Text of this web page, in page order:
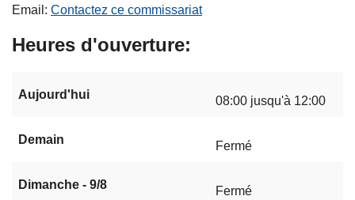
Email
Contactez ce commissariat
Heures d'ouverture
Aujourd'hui 08:00 jusqu'à 12:00
Demain Fermé
Dimanche - 9/8 Fermé